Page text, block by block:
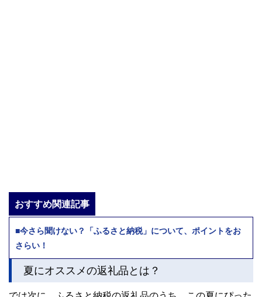
おすすめ関連記事
■今さら聞けない？「ふるさと納税」について、ポイントをお
さらい！
夏にオススメの返礼品とは？